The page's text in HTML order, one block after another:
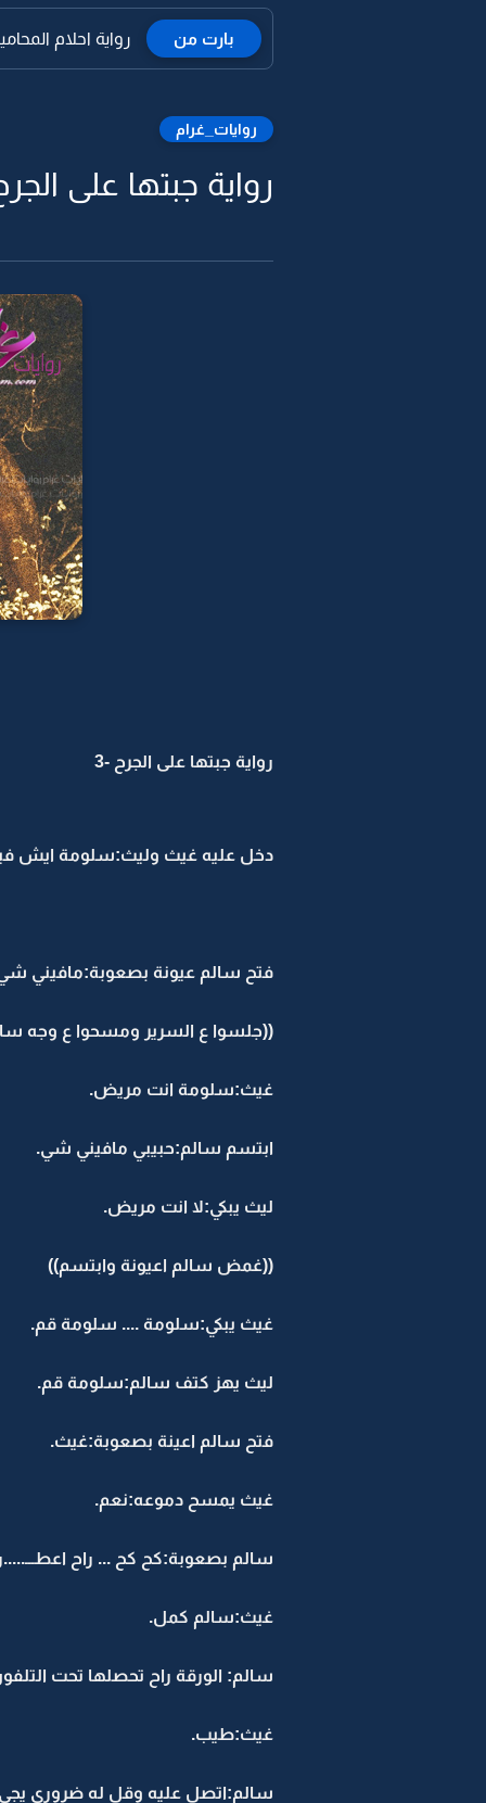
بارت من رواية احلام
روايات_غرام
رواية جبتها على
رواية جبتها على الجرح -3
دخل عليه غيث وليث:سلومة ايش
فتح سالم عيونة بصعوبة:مافيني شي
((جلسوا ع السرير ومسحوا ع وجه
غيث:سلومة انت مريض.
ابتسم سالم:حبيبي مافيني شي.
ليث يبكي:لا انت مريض.
((غمض سالم اعيونة وابتسم))
غيث يبكي:سلومة .... سلومة قم.
ليث يهز كتف سالم:سلومة قم.
فتح سالم اعينة بصعوبة:غيث.
غيث يمسح دموعه:نعم.
سالم بصعوبة:كح كح ... راح
غيث:سالم كمل.
سالم: الورقة راح تحصلها تحت
غيث:طيب.
سالم:اتصل عليه وقل له ضروري